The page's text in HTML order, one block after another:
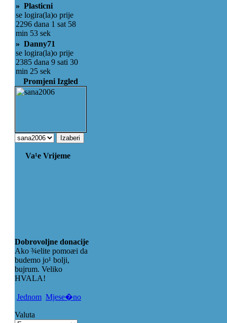
» Plasticni
se logira(la)o prije
2296 dana 1 sat 58
min 53 sek
» Danny71
se logira(la)o prije
2385 dana 9 sati 30
min 25 sek
Promjeni Izgled
Va¹e Vrijeme
Dobrovoljne donacije
Ako ¾elite pomoæi da
budemo jo¹ bolji,
bujrum. Veliko
HVALA!
Jednom Mjese�no
Valuta